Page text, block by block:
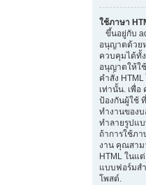
ใช้ภาษา
ขึ้นอยู่กับ
อนุญาตด้วย
ควบคุมได้ทั้
อนุญาตให้ใ
คำสั่ง
เท่านั้น. เพื่
ป้องกันผู้ใช้
ทำงานของ
ทำลายรูปแ
ถ้าการใช้ภา
งาน คุณสาม
HTML ในแ
แบบฟอร์มส
โพสต์.